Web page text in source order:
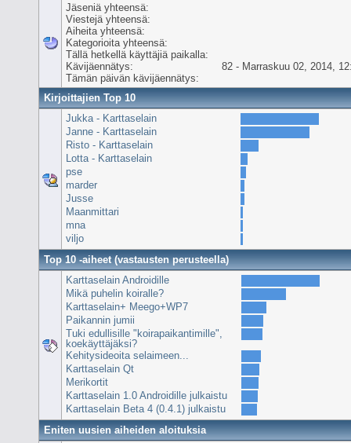
Jäseniä yhteensä:
Viestejä yhteensä:
Aiheita yhteensä:
Kategorioita yhteensä:
Tällä hetkellä käyttäjiä paikalla:
Kävijäennätys:
82 - Marraskuu 02, 2014,
Tämän päivän kävijäennätys:
Kirjoittajien Top 10
Jukka - Karttaselain
Janne - Karttaselain
Risto - Karttaselain
Lotta - Karttaselain
pse
marder
Jusse
Maanmittari
mna
viljo
Top 10 -aiheet (vastausten perusteella)
Karttaselain Androidille
Mikä puhelin koiralle?
Karttaselain+ Meego+WP7
Paikannin jumii
Tuki edullisille "koirapaikantimille",
koekäyttäjäksi?
Kehitysideoita selaimeen...
Karttaselain Qt
Merikortit
Karttaselain 1.0 Androidille julkaistu
Karttaselain Beta 4 (0.4.1) julkaistu
Eniten uusien aiheiden aloituksia